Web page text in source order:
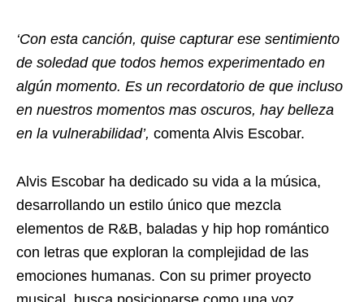
‘Con esta canción, quise capturar ese sentimiento
de soledad que todos hemos experimentado en
algún momento. Es un recordatorio de que incluso
en nuestros momentos mas oscuros, hay belleza
en la vulnerabilidad’, comenta Alvis Escobar.
Alvis Escobar ha dedicado su vida a la música,
desarrollando un estilo único que mezcla
elementos de R&B, baladas y hip hop romántico
con letras que exploran la complejidad de las
emociones humanas. Con su primer proyecto